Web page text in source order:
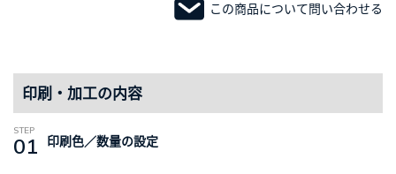
この商品について問い合わせる
印刷・加工の内容
01 印刷色／数量の設定